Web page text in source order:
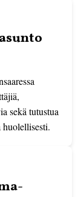
sekä tutustua